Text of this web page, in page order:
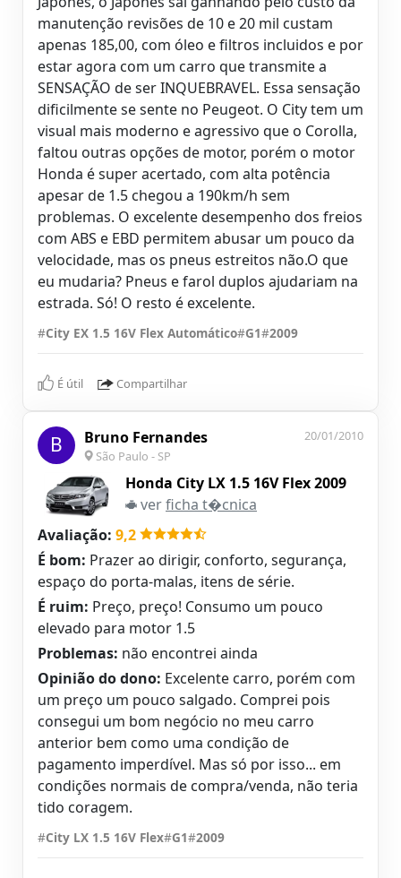
manutenção revisões de 10 e 20 mil custam
apenas 185,00, com óleo e filtros incluidos e por
estar agora com um carro que transmite a
SENSAÇÃO de ser INQUEBRAVEL. Essa sensação
dificilmente se sente no Peugeot. O City tem um
visual mais moderno e agressivo que o Corolla,
faltou outras opções de motor, porém o motor
Honda é super acertado, com alta potência
apesar de 1.5 chegou a 190km/h sem
problemas. O excelente desempenho dos freios
com ABS e EBD permitem abusar um pouco da
velocidade, mas os pneus estreitos não.O que
eu mudaria? Pneus e farol duplos ajudariam na
estrada. Só! O resto é excelente.
#City EX 1.5 16V Flex Automático#G1#2009
É útil Compartilhar
B Bruno Fernandes
São Paulo - SP
20/01/2010
Honda City LX 1.5 16V Flex 2009
verficha t�cnica
Avaliação: 9,2
É bom: Prazer ao dirigir, conforto, segurança,
espaço do porta-malas, itens de série.
É ruim: Preço, preço! Consumo um pouco
elevado para motor 1.5
Problemas: não encontrei ainda
Opinião do dono: Excelente carro, porém com
um preço um pouco salgado. Comprei pois
consegui um bom negócio no meu carro
anterior bem como uma condição de
pagamento imperdível. Mas só por isso... em
condições normais de compra/venda, não teria
tido coragem.
#City LX 1.5 16V Flex#G1#2009